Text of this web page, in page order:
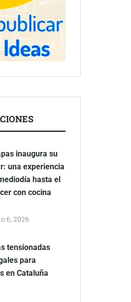
inaugura su
una experiencia
hasta el
con cocina
6, 2026
tensionadas
para
en Cataluña